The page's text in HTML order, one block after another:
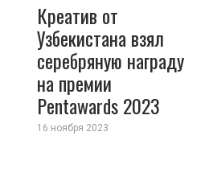
Креатив от
Узбекистана взял
серебряную награду
на премии
Pentawards 2023
16 ноября 2023